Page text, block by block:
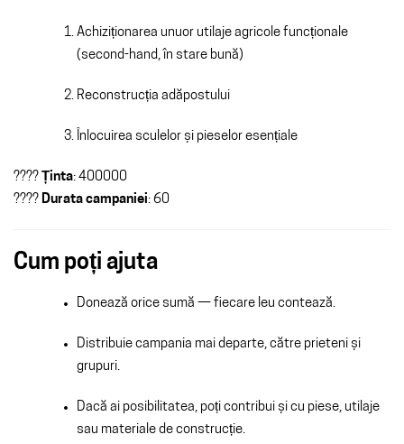
Achiziționarea unuor utilaje agricole funcționale
(second-hand, în stare bună)
Reconstrucția adăpostului
Înlocuirea sculelor și pieselor esențiale
???? Ținta: 400000
???? Durata campaniei: 60
Cum poți ajuta
Donează orice sumă — fiecare leu contează.
Distribuie campania mai departe, către prieteni și
grupuri.
Dacă ai posibilitatea, poți contribui și cu piese, utilaje
sau materiale de construcție.